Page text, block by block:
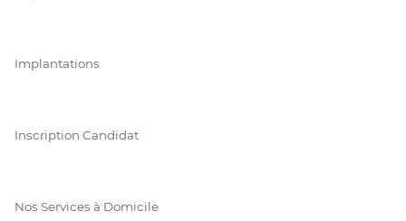
Implantations
Inscription Candidat
Nos Services à Domicile